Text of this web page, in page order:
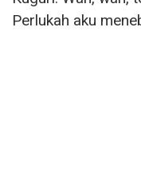
Perlukah aku